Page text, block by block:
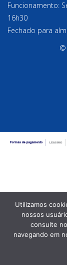
Funcionamento:
16h30
Fechado para
©
Utilizamos
nossos
consulte
navegando em